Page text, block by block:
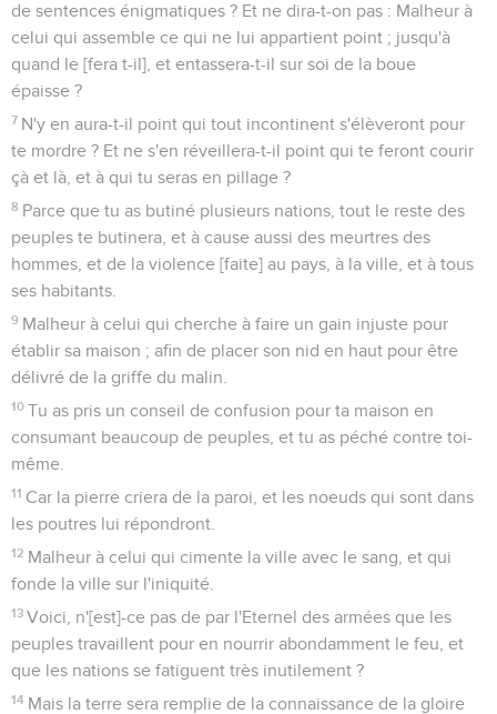
de sentences énigmatiques ? Et ne dira-t-on pas : Malheur à
celui qui assemble ce qui ne lui appartient point ; jusqu'à
quand le [fera t-il], et entassera-t-il sur soi de la boue
épaisse ?
7 N'y en aura-t-il point qui tout incontinent s'élèveront pour
te mordre ? Et ne s'en réveillera-t-il point qui te feront courir
çà et là, et à qui tu seras en pillage ?
8 Parce que tu as butiné plusieurs nations, tout le reste des
peuples te butinera, et à cause aussi des meurtres des
hommes, et de la violence [faite] au pays, à la ville, et à tous
ses habitants.
9 Malheur à celui qui cherche à faire un gain injuste pour
établir sa maison ; afin de placer son nid en haut pour être
délivré de la griffe du malin.
10 Tu as pris un conseil de confusion pour ta maison en
consumant beaucoup de peuples, et tu as péché contre toi-
même.
11 Car la pierre criera de la paroi, et les noeuds qui sont dans
les poutres lui répondront.
12 Malheur à celui qui cimente la ville avec le sang, et qui
fonde la ville sur l'iniquité.
13 Voici, n'[est]-ce pas de par l'Eternel des armées que les
peuples travaillent pour en nourrir abondamment le feu, et
que les nations se fatiguent très inutilement ?
14 Mais la terre sera remplie de la connaissance de la gloire